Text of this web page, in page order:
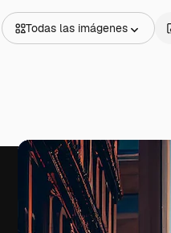
Todas las imágenes
Vídeos
Clips de vídeo
Motion graphics
Plantillas de vídeos
Modelos 3D
Fuentes